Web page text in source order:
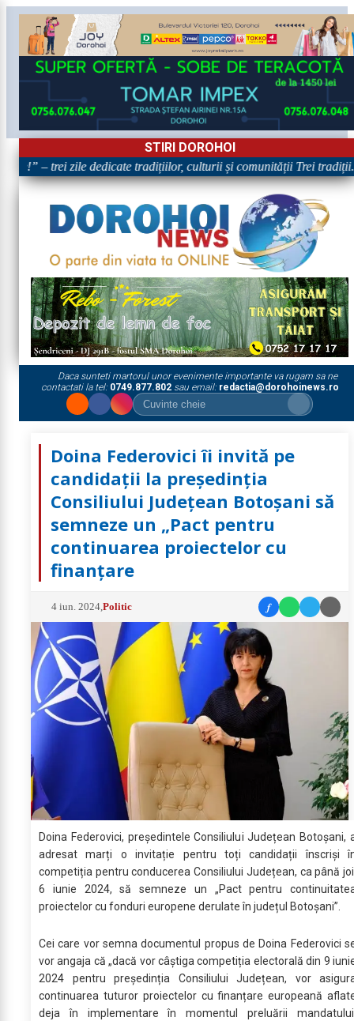
STIRI DOROHOI
– trei zile dedicate tradițiilor, culturii și comunității Trei tradiții.
Daca sunteti martorul unor evenimente importante va rugam sa ne
contactati la tel: 0749.877.802sau email: redactia@dorohoinews.ro
Doina Federovici îi invită pe
candidații la președinția
Consiliului Județean Botoșani să
semneze un „Pact pentru
continuarea proiectelor cu
finanțare
4 iun. 2024 ,Politic f
Doina Federovici, președintele Consiliului Județean Botoșani,
adresat marți o invitație pentru toți candidații înscriși
competiția pentru conducerea Consiliului Județean, ca până
6 iunie 2024, să semneze un „Pact pentru
proiectelor cu fonduri europene derulate în județul Botoșani”.
Cei care vor semna documentul propus de Doina Federovici
vor angaja că „dacă vor câștiga competiția electorală din 9
2024 pentru președinția Consiliului Județean, vor
continuarea tuturor proiectelor cu finanțare europeană
deja în implementare în momentul preluării